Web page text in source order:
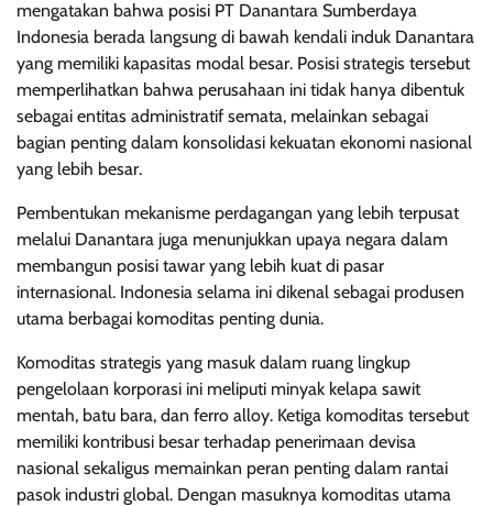
mengatakan bahwa posisi PT Danantara Sumberdaya
Indonesia berada langsung di bawah kendali induk Danantara
yang memiliki kapasitas modal besar. Posisi strategis tersebut
memperlihatkan bahwa perusahaan ini tidak hanya dibentuk
sebagai entitas administratif semata, melainkan sebagai
bagian penting dalam konsolidasi kekuatan ekonomi nasional
yang lebih besar.
Pembentukan mekanisme perdagangan yang lebih terpusat
melalui Danantara juga menunjukkan upaya negara dalam
membangun posisi tawar yang lebih kuat di pasar
internasional. Indonesia selama ini dikenal sebagai produsen
utama berbagai komoditas penting dunia.
Komoditas strategis yang masuk dalam ruang lingkup
pengelolaan korporasi ini meliputi minyak kelapa sawit
mentah, batu bara, dan ferro alloy. Ketiga komoditas tersebut
memiliki kontribusi besar terhadap penerimaan devisa
nasional sekaligus memainkan peran penting dalam rantai
pasok industri global. Dengan masuknya komoditas utama